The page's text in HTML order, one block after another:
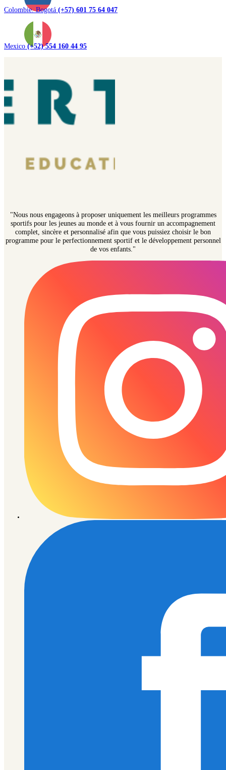
Colombie. Bogotá (+57) 601 75 64 047
Mexico (+52) 554 160 44 95
"Nous nous engageons à proposer uniquement les meilleurs programmes
sportifs pour les jeunes au monde et à vous fournir un accompagnement
complet, sincère et personnalisé afin que vous puissiez choisir le bon
programme pour le perfectionnement sportif et le développement personnel
de vos enfants."